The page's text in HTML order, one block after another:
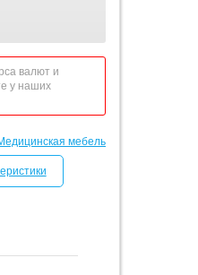
валют и
у наших
мебель